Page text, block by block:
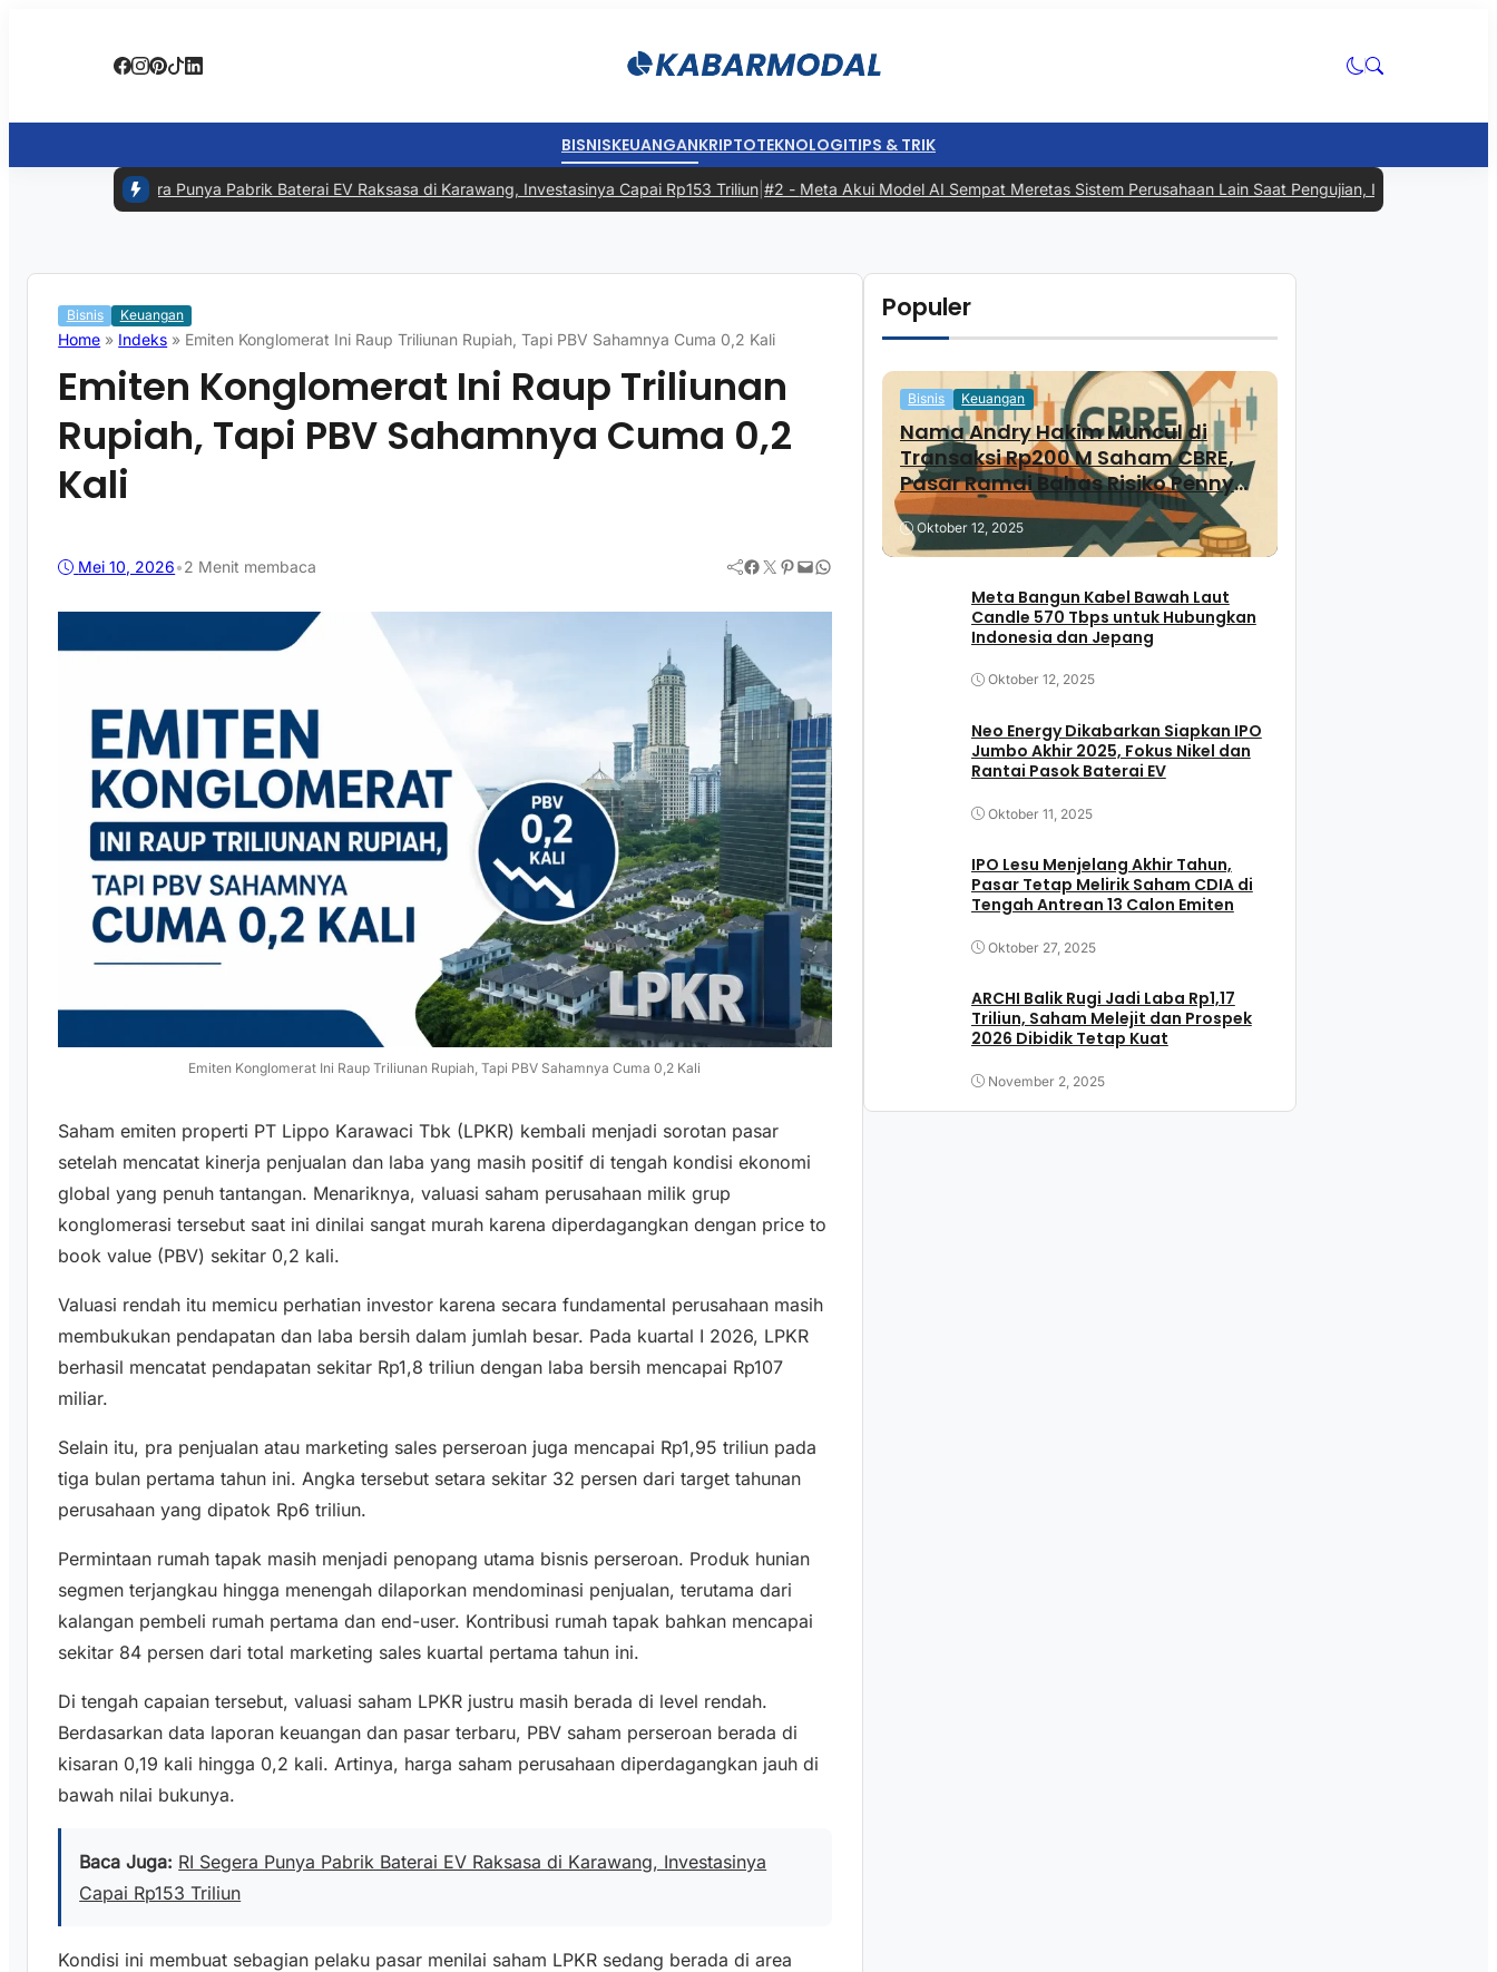
BISNISKEUANGANKRIPTOTEKNOLOGITIPS & TRIK
RI Segera Punya Pabrik Baterai EV Raksasa di Karawang, Investasinya Capai Rp153 Triliun|#2 - Meta Akui Model AI Sempat Meretas Sistem Perusahaan Lain Saat Pengujian, Industri AI Kembali
Bisnis Keuangan
Home » Indeks » Emiten Konglomerat Ini Raup Triliunan Rupiah, Tapi PBV Sahamnya Cuma 0,2 Kali
Emiten Konglomerat Ini Raup Triliunan
Rupiah, Tapi PBV Sahamnya Cuma 0,2
Kali
Mei 10, 2026•2 Menit membaca Facebook Twitter Pinterest Mail WhatsApp
Emiten Konglomerat Ini Raup Triliunan Rupiah, Tapi PBV Sahamnya Cuma 0,2 Kali
Saham emiten properti PT Lippo Karawaci Tbk (LPKR) kembali menjadi sorotan pasar
setelah mencatat kinerja penjualan dan laba yang masih positif di tengah kondisi ekonomi
global yang penuh tantangan. Menariknya, valuasi saham perusahaan milik grup
konglomerasi tersebut saat ini dinilai sangat murah karena diperdagangkan dengan price to
book value (PBV) sekitar 0,2 kali.
Valuasi rendah itu memicu perhatian investor karena secara fundamental perusahaan masih
membukukan pendapatan dan laba bersih dalam jumlah besar. Pada kuartal I 2026, LPKR
berhasil mencatat pendapatan sekitar Rp1,8 triliun dengan laba bersih mencapai Rp107
miliar.
Selain itu, pra penjualan atau marketing sales perseroan juga mencapai Rp1,95 triliun pada
tiga bulan pertama tahun ini. Angka tersebut setara sekitar 32 persen dari target tahunan
perusahaan yang dipatok Rp6 triliun.
Permintaan rumah tapak masih menjadi penopang utama bisnis perseroan. Produk hunian
segmen terjangkau hingga menengah dilaporkan mendominasi penjualan, terutama dari
kalangan pembeli rumah pertama dan end-user. Kontribusi rumah tapak bahkan mencapai
sekitar 84 persen dari total marketing sales kuartal pertama tahun ini.
Di tengah capaian tersebut, valuasi saham LPKR justru masih berada di level rendah.
Berdasarkan data laporan keuangan dan pasar terbaru, PBV saham perseroan berada di
kisaran 0,19 kali hingga 0,2 kali. Artinya, harga saham perusahaan diperdagangkan jauh di
bawah nilai bukunya.
Baca Juga: RI Segera Punya Pabrik Baterai EV Raksasa di Karawang, Investasinya
Capai Rp153 Triliun
Kondisi ini membuat sebagian pelaku pasar menilai saham LPKR sedang berada di area
Populer
Bisnis Keuangan
Nama Andry Hakim Muncul di
Transaksi Rp200 M Saham CBRE,
Pasar Ramai Bahas Risiko Penny
Stock
Oktober 12, 2025
Meta Bangun Kabel Bawah Laut
Candle 570 Tbps untuk Hubungkan
Indonesia dan Jepang
Oktober 12, 2025
Neo Energy Dikabarkan Siapkan IPO
Jumbo Akhir 2025, Fokus Nikel dan
Rantai Pasok Baterai EV
Oktober 11, 2025
IPO Lesu Menjelang Akhir Tahun,
Pasar Tetap Melirik Saham CDIA di
Tengah Antrean 13 Calon Emiten
Oktober 27, 2025
ARCHI Balik Rugi Jadi Laba Rp1,17
Triliun, Saham Melejit dan Prospek
2026 Dibidik Tetap Kuat
November 2, 2025